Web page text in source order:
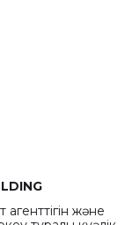
және